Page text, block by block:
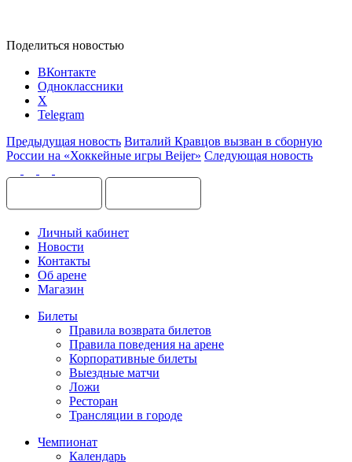
Поделиться новостью
ВКонтакте
Одноклассники
X
Telegram
Предыдущая новость Виталий Кравцов вызван в сборную
России на «Хоккейные игры Beijer» Следующая новость
Личный кабинет
Новости
Контакты
Об арене
Магазин
Билеты
Правила возврата билетов
Правила поведения на арене
Корпоративные билеты
Выездные матчи
Ложи
Ресторан
Трансляции в городе
Чемпионат
Календарь